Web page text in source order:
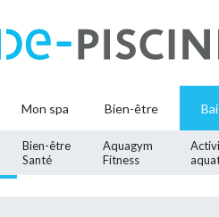
Mon spa Bien-être
Bien-être
Santé
Aquagym
Fitness